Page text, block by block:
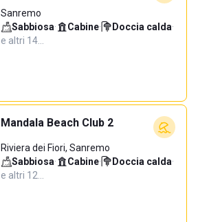
Sanremo
Sabbiosa· Cabine· Doccia calda·
e altri 14…
Mandala Beach Club 2
Riviera dei Fiori, Sanremo
Sabbiosa· Cabine· Doccia calda·
e altri 12…